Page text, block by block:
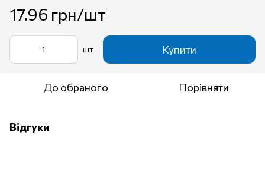
17.96 грн/шт
шт Купити
До обраного Порівняти
Відгуки